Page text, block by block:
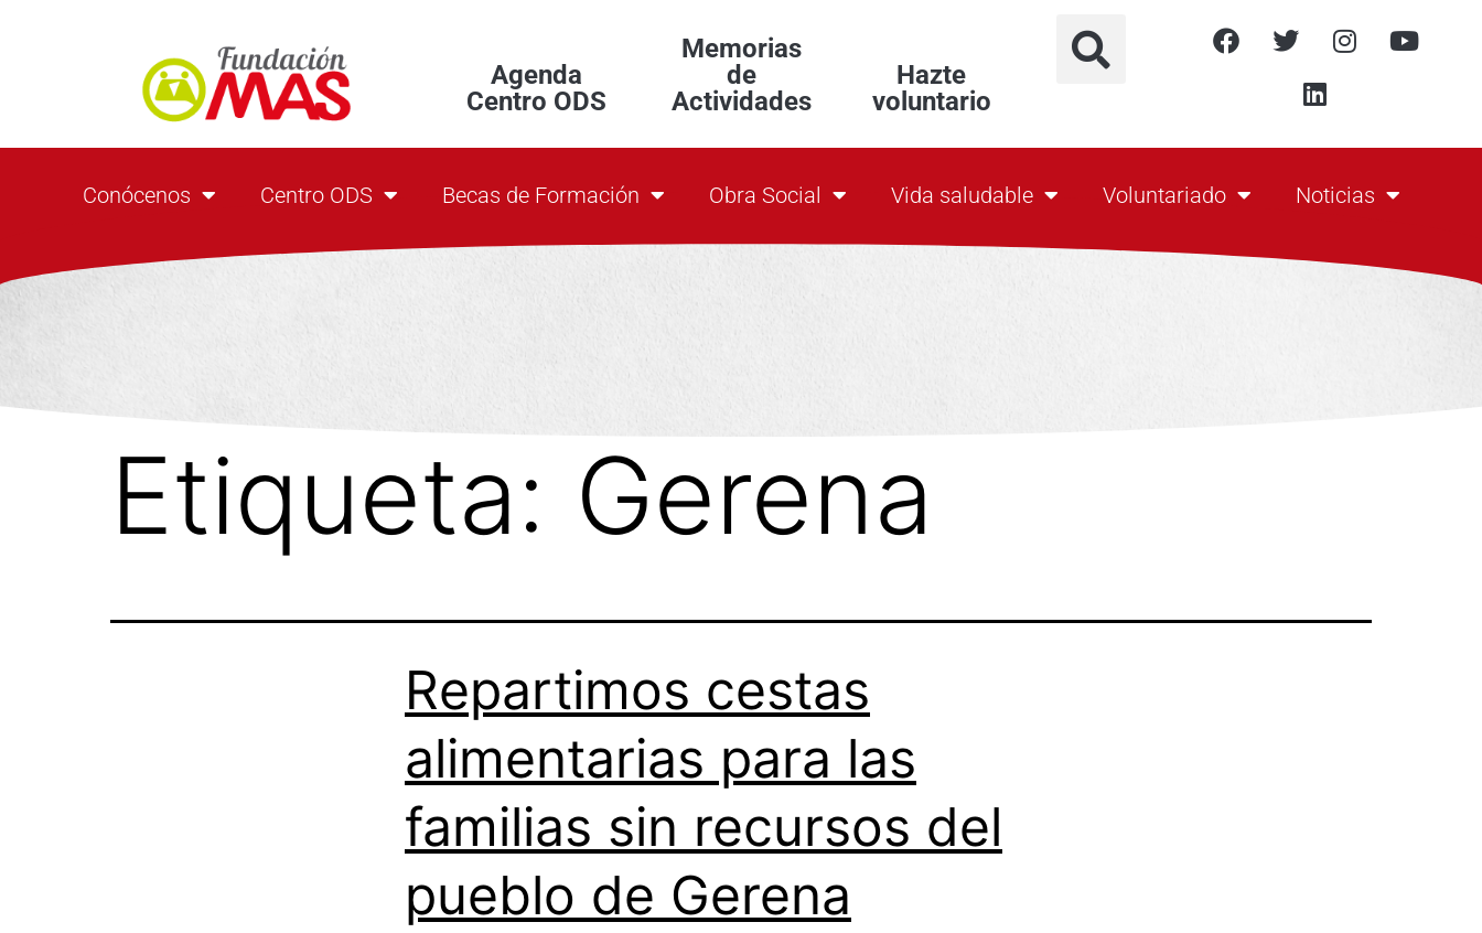
Agenda
Centro ODS
Memorias
de
Actividades
Hazte
voluntario
Conócenos Centro ODS Becas de Formación Obra Social Vida saludable Voluntariado Noticias
Etiqueta: Gerena
Repartimos cestas
alimentarias para las
familias sin recursos del
pueblo de Gerena